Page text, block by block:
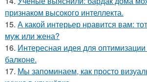
признаком высокого интеллекта.
15. А какой интерьер нравится вам:
муж или жена?
16. Интересная идея для
балконе.
17. Мы запоминаем, как просто